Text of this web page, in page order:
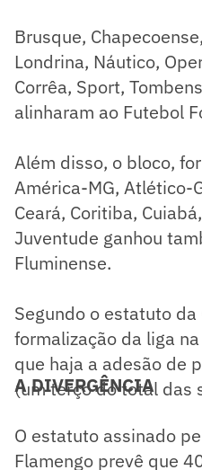
Brusque,
Londrina, Náutico,
Corrêa, Sport,
alinharam ao Futebol
Além disso, o bloco,
América-MG, Atlético-
Ceará, Coritiba,
Juventude ganhou
Fluminense.
Segundo o estatuto da
formalização da liga
que haja a adesão de
(um terço do total das
A DIVERGÊNCIA
O estatuto assinado
Flamengo prevê que